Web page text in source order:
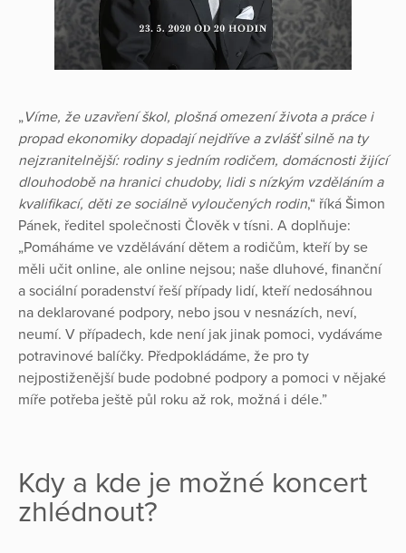
„Víme, že uzavření škol, plošná omezení života a práce i
propad ekonomiky dopadají nejdříve a zvlášť silně na ty
nejzranitelnější: rodiny s jedním rodičem, domácnosti žijící
dlouhodobě na hranici chudoby, lidi s nízkým vzděláním a
kvalifikací, děti ze sociálně vyloučených rodin,“ říká Šimon
Pánek, ředitel společnosti Člověk v tísni. A doplňuje:
„Pomáháme ve vzdělávání dětem a rodičům, kteří by se
měli učit online, ale online nejsou; naše dluhové, finanční
a sociální poradenství řeší případy lidí, kteří nedosáhnou
na deklarované podpory, nebo jsou v nesnázích, neví,
neumí. V případech, kde není jak jinak pomoci, vydáváme
potravinové balíčky. Předpokládáme, že pro ty
nejpostiženější bude podobné podpory a pomoci v nějaké
míře potřeba ještě půl roku až rok, možná i déle.”
Kdy a kde je možné koncert
zhlédnout?